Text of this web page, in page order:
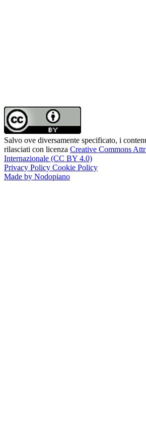
Salvo ove diversamente specificato, i
rilasciati con licenza Creative Commons
Internazionale (CC BY 4.0)
Privacy Policy Cookie Policy
Made by Nodopiano